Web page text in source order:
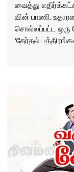
வைத்து
வின் பாணி.
சொல்லப்பட்ட ஒரு
‘தேர்தல்